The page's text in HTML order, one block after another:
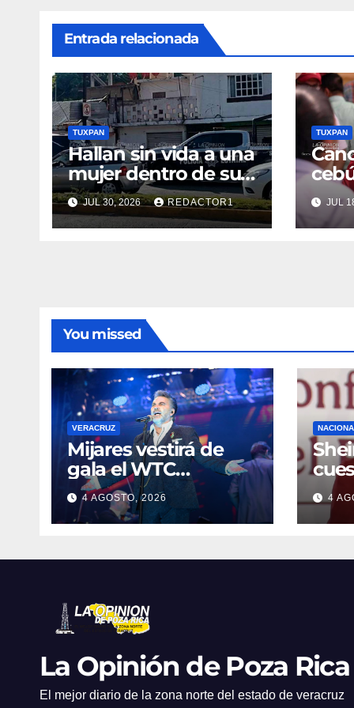
Entrada relacionada
TUXPAN
Hallan sin vida a una
mujer dentro de su
vivienda
JUL 30, 2026 REDACTOR1
TUXPAN
JUL
You missed
VERACRUZ
Mijares vestirá de
gala el WTC
Veracruz con un
monumental show
sinfónico por sus 10
4 AGOSTO, 2026 4
La Opinión de Poza Rica
El mejor diario de la zona norte del estado de veracruz